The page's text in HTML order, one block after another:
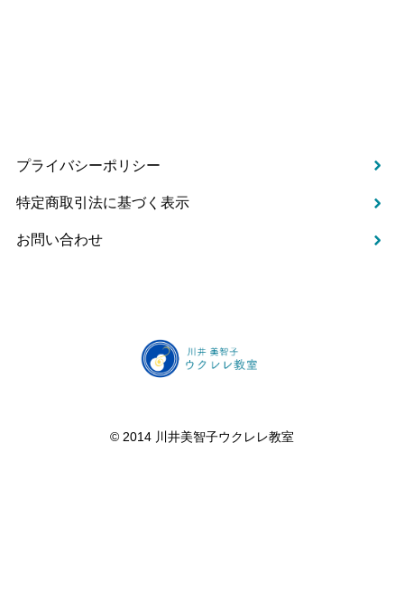
プライバシーポリシー
特定商取引法に基づく表示
お問い合わせ
©️ 2014 川井美智子ウクレレ教室